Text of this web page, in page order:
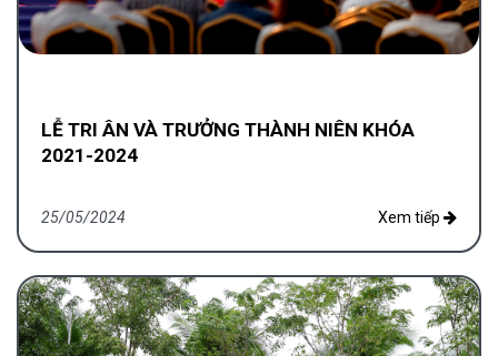
LỄ TRI ÂN VÀ TRƯỞNG THÀNH NIÊN KHÓA
2021-2024
25/05/2024 Xem tiếp